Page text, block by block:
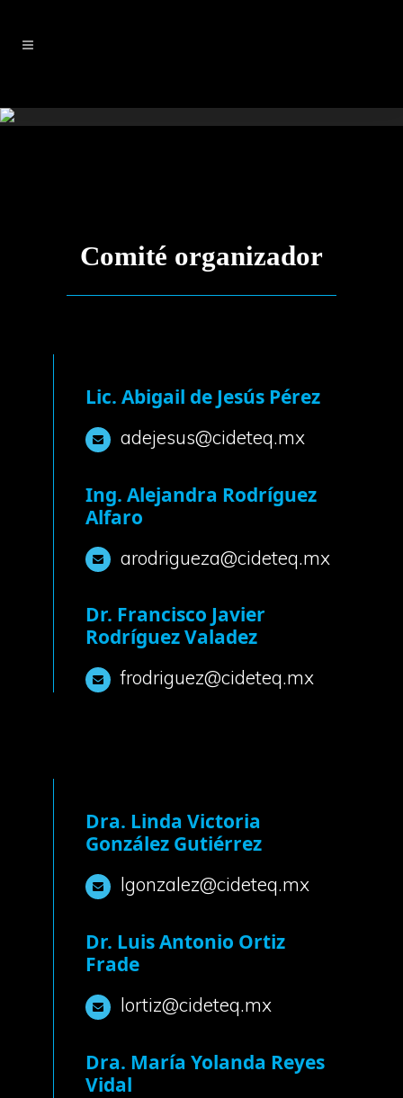
Comité organizador
Lic. Abigail de Jesús Pérez
adejesus@cideteq.mx
Ing. Alejandra Rodríguez
Alfaro
arodrigueza@cideteq.mx
Dr. Francisco Javier
Rodríguez Valadez
frodriguez@cideteq.mx
Dra. Linda Victoria
González Gutiérrez
lgonzalez@cideteq.mx
Dr. Luis Antonio Ortiz
Frade
lortiz@cideteq.mx
Dra. María Yolanda Reyes
Vidal